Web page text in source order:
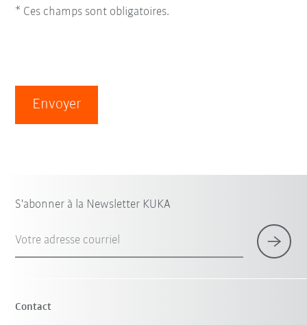
* Ces champs sont obligatoires.
Envoyer
S'abonner à la Newsletter KUKA
Votre adresse courriel
Contact